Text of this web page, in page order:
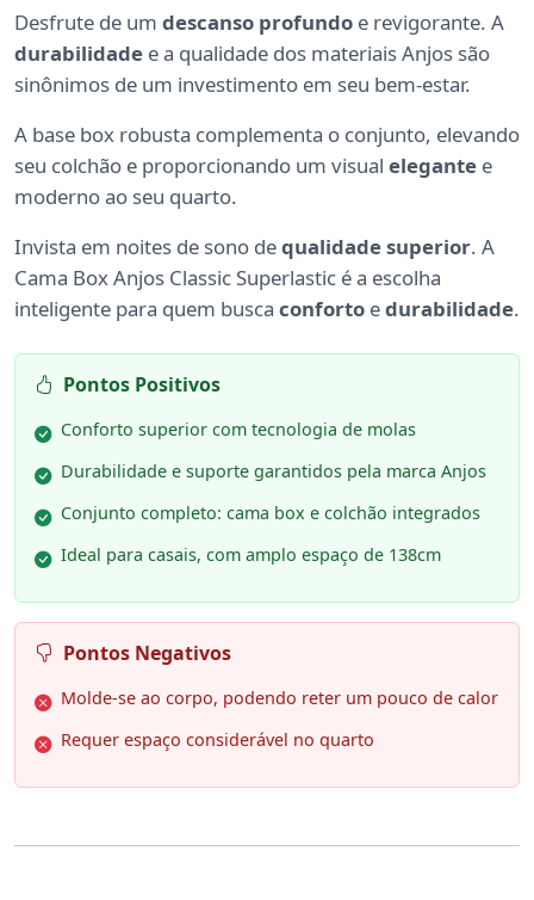
Desfrute de um descanso profundo e revigorante. A
durabilidade e a qualidade dos materiais Anjos são
sinônimos de um investimento em seu bem-estar.
A base box robusta complementa o conjunto, elevando
seu colchão e proporcionando um visual elegante e
moderno ao seu quarto.
Invista em noites de sono dequalidade superior. A
Cama Box Anjos Classic Superlastic é a escolha
inteligente para quem busca conforto edurabilidade.
Pontos Positivos
Conforto superior com tecnologia de molas
Durabilidade e suporte garantidos pela marca Anjos
Conjunto completo: cama box e colchão integrados
Ideal para casais, com amplo espaço de 138cm
Pontos Negativos
Molde-se ao corpo, podendo reter um pouco de calor
Requer espaço considerável no quarto